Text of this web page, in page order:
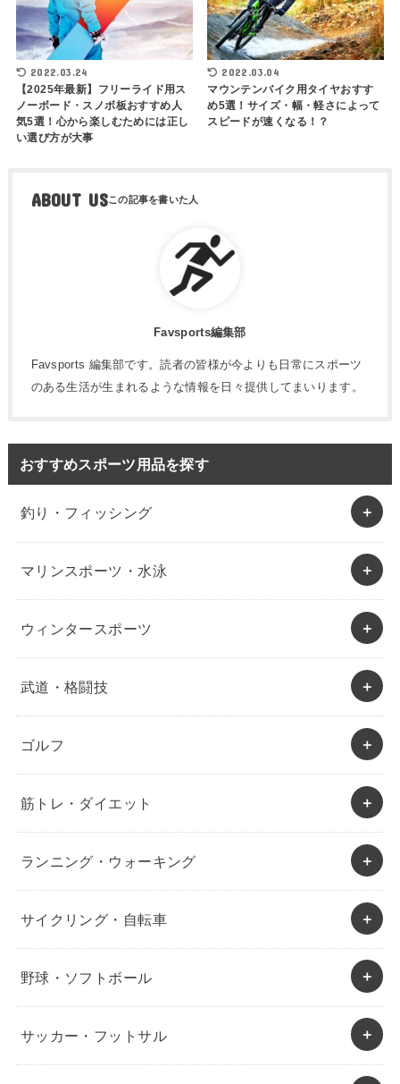
2022.03.24
【2025年最新】フリーライド用ス
ノーボード・スノボ板おすすめ人
気5選！心から楽しむためには正し
い選び方が大事
2022.03.04
マウンテンバイク用タイヤおすす
め5選！サイズ・幅・軽さによって
スピードが速くなる！？
ABOUT US
Favsports編集部
Favsports 編集部です。読者の皆様が今よりも日常にスポーツ
のある生活が生まれるような情報を日々提供してまいります。
おすすめスポーツ用品を探す
釣り・フィッシング
マリンスポーツ・水泳
ウィンタースポーツ
武道・格闘技
ゴルフ
筋トレ・ダイエット
ランニング・ウォーキング
サイクリング・自転車
野球・ソフトボール
サッカー・フットサル